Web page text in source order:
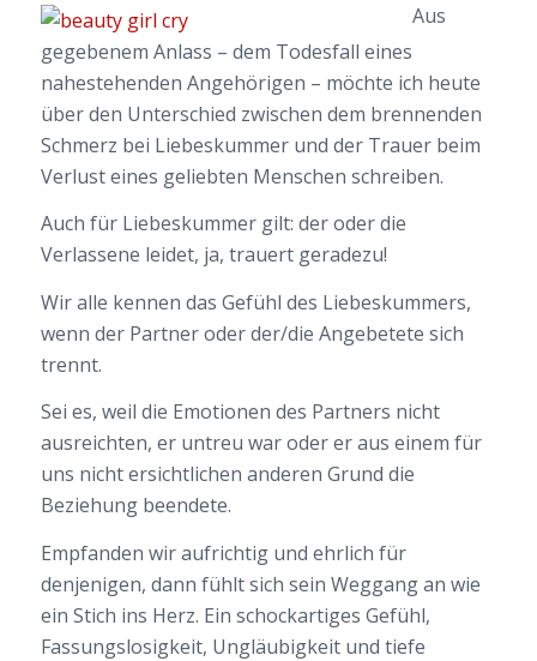
Aus
gegebenem Anlass – dem Todesfall eines
nahestehenden Angehörigen – möchte ich heute
über den Unterschied zwischen dem brennenden
Schmerz bei Liebeskummer und der Trauer beim
Verlust eines geliebten Menschen schreiben.
Auch für Liebeskummer gilt: der oder die
Verlassene leidet, ja, trauert geradezu!
Wir alle kennen das Gefühl des Liebeskummers,
wenn der Partner oder der/die Angebetete sich
trennt.
Sei es, weil die Emotionen des Partners nicht
ausreichten, er untreu war oder er aus einem für
uns nicht ersichtlichen anderen Grund die
Beziehung beendete.
Empfanden wir aufrichtig und ehrlich für
denjenigen, dann fühlt sich sein Weggang an wie
ein Stich ins Herz. Ein schockartiges Gefühl,
Fassungslosigkeit, Ungläubigkeit und tiefe